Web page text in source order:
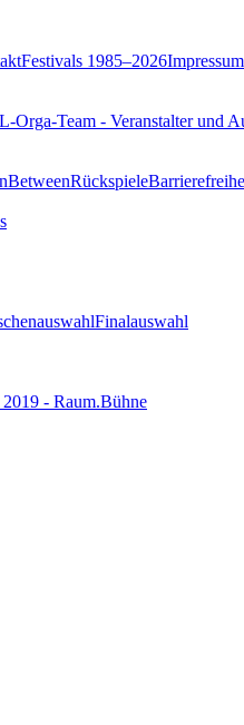
Festivals 1985–2026Impressum
Orga-Team - Veranstalter und
Rückspiele
Finalauswahl
- Raum.Bühne